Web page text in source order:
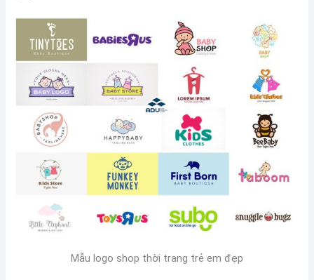
Mẫu logo shop thời trang trẻ em đẹp